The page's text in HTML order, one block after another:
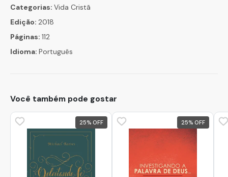
Categorias: Vida Cristã
Edição: 2018
Páginas: 112
Idioma: Português
Você também pode gostar
25% 25%